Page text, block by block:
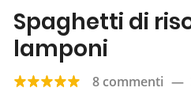
Spaghetti di
lamponi
8 commenti —